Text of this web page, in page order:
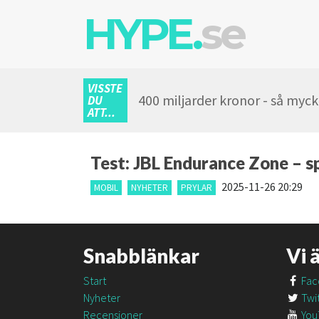
HYPE.se
VISSTE
DU
ATT...
400 miljarder kronor - så
Test: JBL Endurance Zone –
MOBIL NYHETER PRYLAR 2025-11-26 20:29
Snabblänkar
Start
Nyheter
Recensioner
Vi